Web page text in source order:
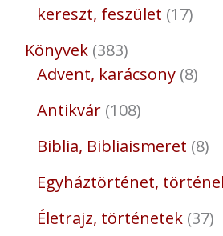
kereszt, feszület 17
Könyvek 383
Advent, karácsony 8
Antikvár 108
Biblia, Bibliaismeret 8
Egyháztörténet,
Életrajz, történetek 37